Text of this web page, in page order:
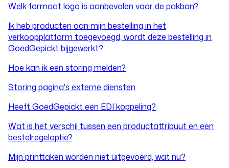
Welk formaat logo is aanbevolen voor de pakbon?
Ik heb producten aan mijn bestelling in het
verkoopplatform toegevoegd, wordt deze bestelling in
GoedGepickt bijgewerkt?
Hoe kan ik een storing melden?
Storing pagina's externe diensten
Heeft GoedGepickt een EDI koppeling?
Wat is het verschil tussen een productattribuut en een
bestelregeloptie?
Mijn printtaken worden niet uitgevoerd, wat nu?